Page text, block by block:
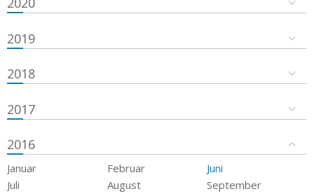
2019
2018
2017
2016
Januar Februar
Juni
Juli
August September